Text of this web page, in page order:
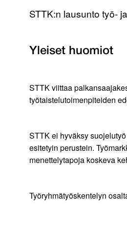
STTK:n lausunto työ-
Yleiset huomiot
STTK viittaa
työtaistelutoimenpiteiden
STTK ei hyväksy
esitetyin perustein.
menettelytapoja koskeva
Työryhmätyöskentelyn